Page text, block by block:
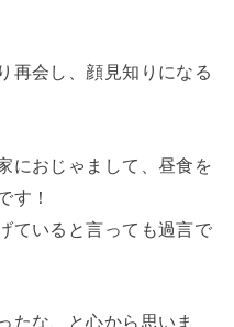
再会し、顔見知りになる
におじゃまして、昼食を
す！
ていると言っても過言で
たな、と心から思いま